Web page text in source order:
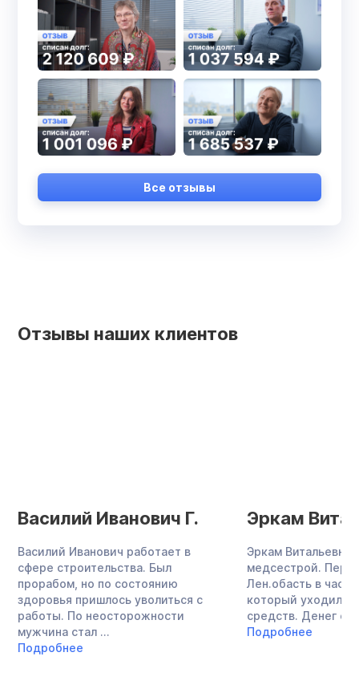
Все отзывы
Отзывы наших клиентов
Василий Иванович Г.
Василий Иванович работает в
сфере строительства. Был
прорабом, но по состоянию
здоровья пришлось уволиться с
работы. По неосторожности
мужчина стал ...
Подробнее
Эркам
Эркам Витальевна
медсестрой.
Лен.обасть в
который уходило
средств. Денег
Подробнее